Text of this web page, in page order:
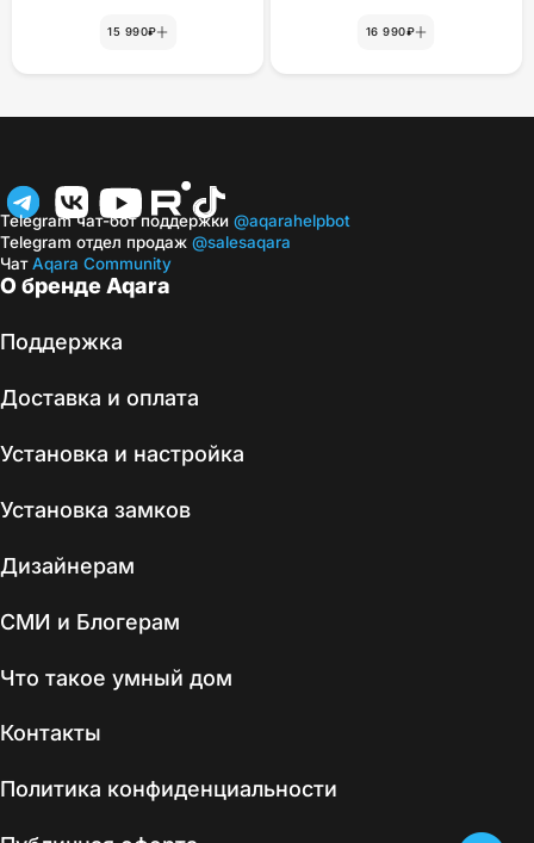
15 990₽ 16 990₽
О бренде Aqara
Поддержка
Доставка и оплата
Установка и настройка
Установка замков
Дизайнерам
СМИ и Блогерам
Что такое умный дом
Контакты
Политика конфиденциальности
Telegram чат-бот поддержки @aqarahelpbot
Telegram отдел продаж @salesaqara
ЧатAqara Community